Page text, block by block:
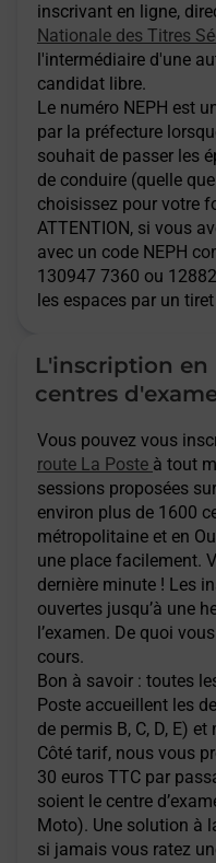
Soissons -
St Quentin -
Villers Cotterets -
route
inscrivant en ligne,
Nationale des Titres
l'intermédiaire d'une
candidat libre.
Le numéro NEPH est
par la préfecture
souhait de passer les
de conduire (quelle
choisissez pour votre
ATTENTION, si vous
avec un code NEPH
130947 7360 ou
les espaces par un
L'inscription en
centres
Vous pouvez vous
route La Poste à tout
sessions proposées
environ plus de 1600
métropolitaine et en
une place facilement.
dernière minute ! Les
ouvertes jusqu’à une
l’examen. De quoi
cours.
Bon à savoir : toutes
Poste accueillent les
de permis B, C, D, E)
Côté tarif, nous vous
30 euros TTC par
soient le centre
Moto). Une solution à
si jamais vous ratez